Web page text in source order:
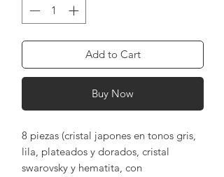
Add to Cart
Buy Now
8 piezas (cristal japones en tonos gris,
lila, plateados y dorados, cristal
swarovsky y hematita, con